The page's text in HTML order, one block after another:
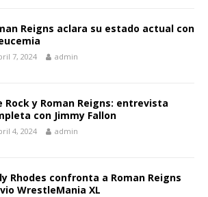
Reigns aclara su estado actual con
7, 2024 admin
Rock y Roman Reigns: entrevista
con Jimmy Fallon
4, 2024 admin
Rhodes confronta a Roman Reigns
WrestleMania XL